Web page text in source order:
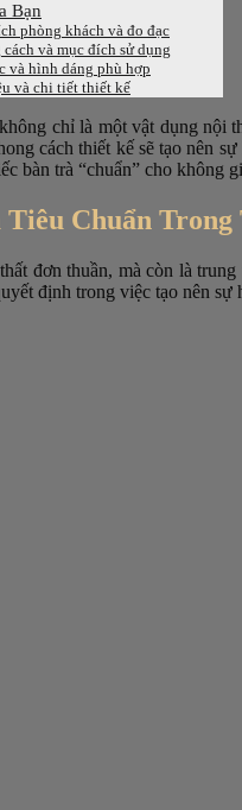
Bạn
phòng khách và đo đạc
và mục đích sử dụng
và hình dáng phù hợp
và chi tiết thiết kế
chỉ là một vật dụng
cách thiết kế sẽ tạo nên
bàn trà “chuẩn” cho không
Chuẩn
đơn thuần, mà còn là
định trong việc tạo nên